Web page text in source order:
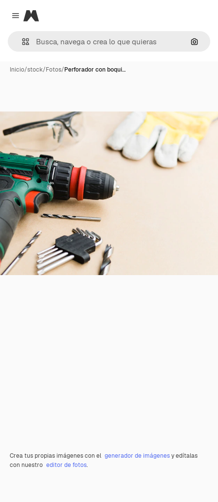
Close menu
Magnific
Inicio/stock/Fotos/Perforador con boqui…
Crea tus propias imágenes con el generador de imágenesy edítalas
con nuestro editor de fotos.